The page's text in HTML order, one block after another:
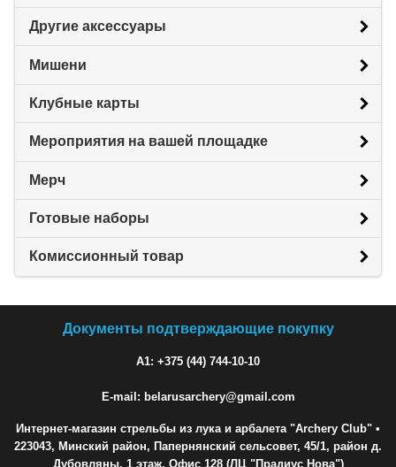
Другие аксессуары
Мишени
Клубные карты
Мероприятия на вашей площадке
Мерч
Готовые наборы
Комиссионный товар
Документы подтверждающие покупку
A1: +375 (44) 744-10-10
E-mail: belarusarchery@gmail.com
Интернет-магазин стрельбы из лука и арбалета "Archery Club" •
223043, Минский район, Папернянский сельсовет, 45/1, район д.
Дубовляны, 1 этаж, Офис 128 (ЛЦ "Прадиус Нова")